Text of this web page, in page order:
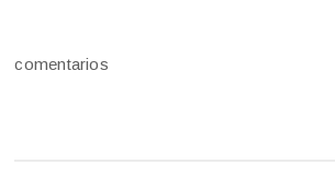
comentarios